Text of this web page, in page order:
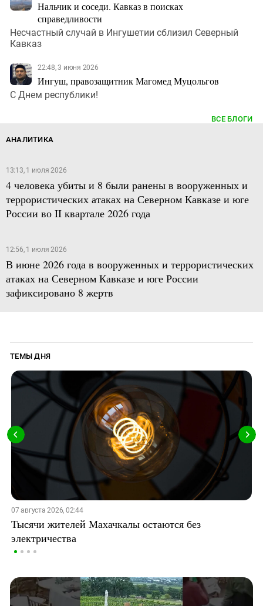
Нальчик и соседи. Кавказ в поисках
справедливости
Несчастный случай в Ингушетии сблизил Северный
Кавказ
22:48, 3 июня 2026
Ингуш, правозащитник Магомед Муцольгов
С Днем республики!
ВСЕ БЛОГИ
АНАЛИТИКА
13:13, 1 июля 2026
4 человека убиты и 8 были ранены в вооруженных и
террористических атаках на Северном Кавказе и юге
России во II квартале 2026 года
12:56, 1 июля 2026
В июне 2026 года в вооруженных и террористических
атаках на Северном Кавказе и юге России
зафиксировано 8 жертв
ТЕМЫ ДНЯ
07 августа 2026, 02:44
Тысячи жителей Махачкалы остаются без
электричества